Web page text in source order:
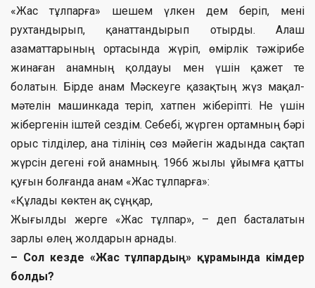
«Жас тұлпарға» шешем үлкен дем беріп, мені
рухтандырып, қанаттандырып отырды. Алаш
азаматтарының ортасында жүріп, өмірлік тәжірибе
жинаған анамның қолдауы мен үшін қажет те
болатын. Бірде анам Мәскеуге қазақтың жүз мақал-
мәтелін машинкада теріп, хатпен жіберіпті. Не үшін
жібергенін іштей сездім. Себебі, жүрген ортамның бәрі
орыс тілділер, ана тілінің сөз мәйегін жадында сақтап
жүрсін дегені ғой анамның. 1966 жылы ұйымға қатты
қуғын болғанда анам «Жас тұлпарға»:
«Құлады көктен ақ сұңқар,
Жығылды жерге «Жас тұлпар», – деп басталатын
зарлы өлең жолдарын арнады.
– Сол кезде «Жас тұлпардың» құрамында кімдер
болды?